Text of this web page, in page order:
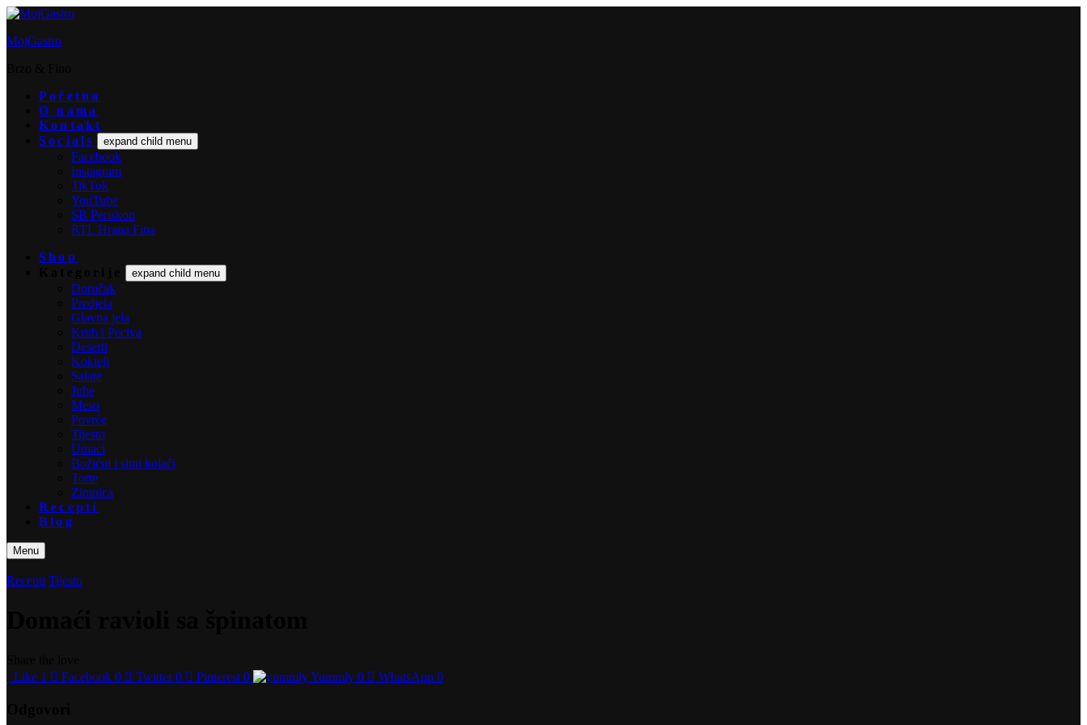
MojGastro
Početna
O nama
Kontakt
Socials
expand child menu
Facebook
Instagram
TikTok
YouTube
SB Periskop
RTL Hrana Fina
Shop
expand child menu
Doručak
Predjela
Glavna jela
Kruh i Peciva
Deserti
Kokteli
Salate
Juhe
Meso
Povrće
Tijesto
Umaci
Božićni i sitni kolači
Torte
Zimnica
Recepti
Blog
Menu
Recepti Tijesto
Like 1 Facebook 0 Twitter 0 Pinterest 0 Yummly 0 WhatsApp 0